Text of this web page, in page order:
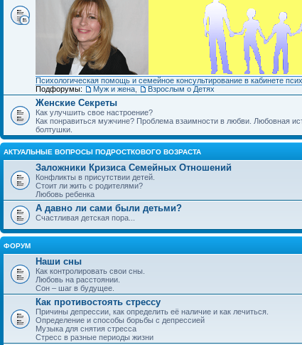
Психологическая помощь и семейное консультирование в кабинете
Подфорумы:
Муж и жена Взрослым о Детях
Женские Секреты
Как улучшить свое настроение?
Как понравиться мужчине? Проблема взаимности в любви. Любовная
болтушки.
АКТУАЛЬНЫЕ ВОПРОСЫ ПОДРОСТКОВОГО ВОЗРАСТА
Заложники Кризиса Семейных Отношений
Конфликты в присутствии детей.
Стоит ли жить с родителями?
Любовь ребенка
А давно ли сами были детьми?
Счастливая детская пора...
ФОРУМ
Наши сны
Как контролировать свои сны.
Любовь на расстоянии.
Сон – шаг в будущее.
Как противостоять стрессу
Причины депрессии, как определить её наличие и как лечиться.
Определение и способы борьбы с депрессией
Музыка для снятия стресса
Стресс в разные периоды жизни